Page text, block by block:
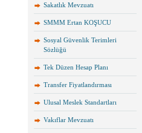
Sakatlık Mevzuatı
SMMM Ertan KOŞUCU
Sosyal Güvenlik Terimleri
Sözlüğü
Tek Düzen Hesap Planı
Transfer Fiyatlandırması
Ulusal Meslek Standartları
Vakıflar Mevzuatı